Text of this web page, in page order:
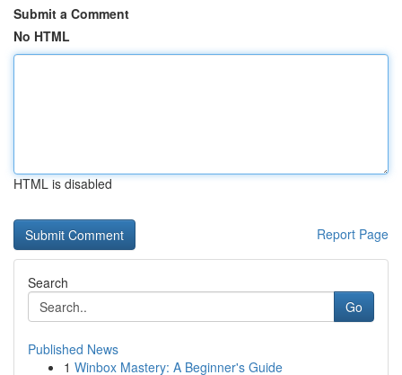
Submit a Comment
No HTML
HTML is disabled
Report Page
Search
Go
Published News
1 Winbox Mastery: A Beginner's Guide